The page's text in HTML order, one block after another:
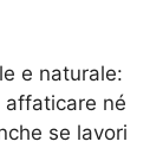
e naturale:
affaticare né
se lavori